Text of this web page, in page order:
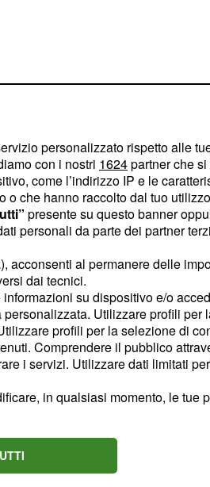
personalizzato rispetto alle
con i nostri 1624partner che
come l’indirizzo IP e le
che hanno raccolto dal tuo
presente su questo banner
personali da parte dei partner
acconsenti al permanere delle
dai tecnici.
su dispositivo e/o
Utilizzare profili per
profili per la selezione di
Comprendere il pubblico
i servizi. Utilizzare dati limitati
in qualsiasi momento, le tue